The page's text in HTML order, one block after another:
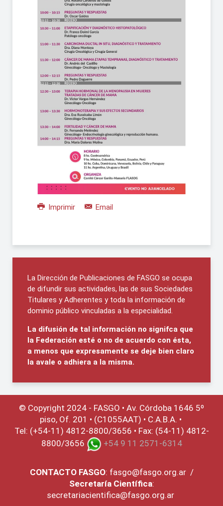
Imprimir Email
La Dirección de Publicaciones de FASGO se ocupa
de difundir sus actividades, las de sus Sociedades
Titulares y Adherentes y toda la información de
dominio público vinculadas a la especialidad.
La difusión de tal información no signifca que
la Federación esté o no de acuerdo con ésta,
a menos que expresamente se deje bien claro
la avale o adhiera a la misma.
© Copyright 2024 - FASGO • Av. Córdoba 1646 5º
piso, Of. 201 • (C1055AAT) • C.A.B.A. •
Tel: (+54-11) 4812-8800/3656 • Fax: (54-11) 4812-
8800/3656
+54 9 11 2571-6314
CONTACTO FASGO: fasgo@fasgo.org.ar/
Secretaría Científica:
secretariacientifica@fasgo.org.ar